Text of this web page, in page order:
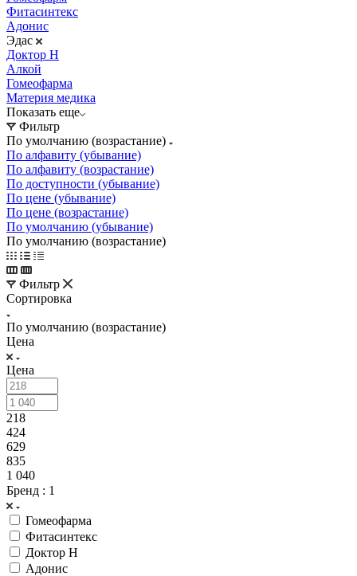
Фитасинтекс
Адонис
Эдас
Доктор Н
Алкой
Гомеофарма
Материя медика
Показать еще
Фильтр
По умолчанию (возрастание)
По алфавиту (убывание)
По алфавиту (возрастание)
По доступности (убывание)
По цене (убывание)
По цене (возрастание)
По умолчанию (убывание)
По умолчанию (возрастание)
Фильтр
Сортировка
По умолчанию (возрастание)
Цена
Цена
218
424
629
835
1 040
Бренд : 1
Гомеофарма
Фитасинтекс
Доктор Н
Адонис